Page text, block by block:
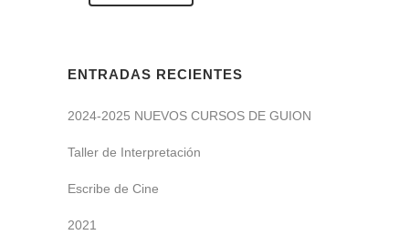
ENTRADAS RECIENTES
2024-2025 NUEVOS CURSOS DE GUION
Taller de Interpretación
Escribe de Cine
2021